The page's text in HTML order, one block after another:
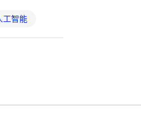
工智能